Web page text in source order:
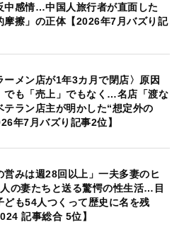
中感情…中国人旅行者が直面した
摩擦」の正体【2026年7月バズり記
ーメン店が1年3カ月で閉店〉原因
でも「売上」でもなく…名店「渡な
テラン店主が明かした“想定外の
年7月バズり記事2位】
営みは週28回以上」一夫多妻のヒ
の妻たちと送る驚愕の性生活…目
ども54人つくって歴史に名を残
記事総合 5位】